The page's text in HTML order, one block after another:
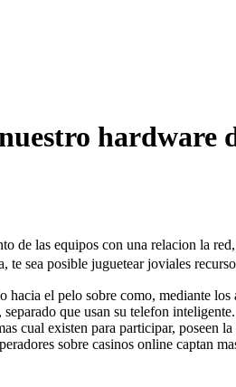
hardware
de las equipos con una relacion la
sea posible juguetear joviales
el pelo sobre como, mediante
que usan su telefon
cual existen para participar, poseen
sobre casinos online captan